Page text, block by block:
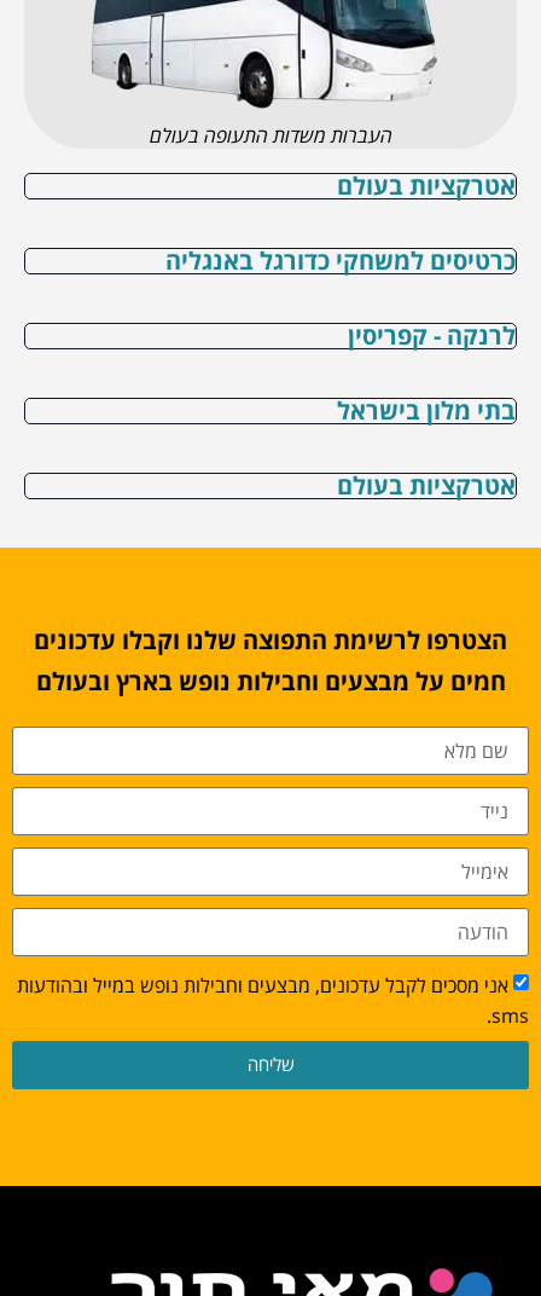
העברות משדות התעופה בעולם
אטרקציות בעולם
כרטיסים למשחקי כדורגל באנגליה
לרנקה - קפריסין
בתי מלון בישראל
אטרקציות בעולם
הצטרפו לרשימת התפוצה שלנו וקבלו עדכונים
חמים על מבצעים וחבילות נופש בארץ ובעולם
אני מסכים לקבל עדכונים, מבצעים וחבילות נופש במייל ובהודעות
sms.
שליחה